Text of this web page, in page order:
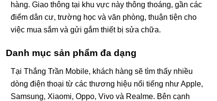
hàng. Giao thông tại khu vực này thông thoáng, gần các
điểm dân cư, trường học và văn phòng, thuận tiện cho
việc mua sắm và gửi gắm thiết bị sửa chữa.
Danh mục sản phẩm đa dạng
Tại Thắng Trần Mobile, khách hàng sẽ tìm thấy nhiều
dòng điện thoại từ các thương hiệu nổi tiếng như Apple,
Samsung, Xiaomi, Oppo, Vivo và Realme. Bên cạnh